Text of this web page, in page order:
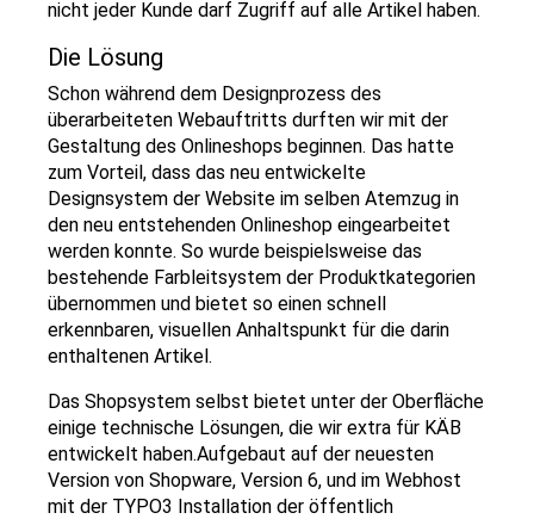
nicht jeder Kunde darf Zugriff auf alle Artikel haben.
Die Lösung
Schon während dem Designprozess des
überarbeiteten Webauftritts durften wir mit der
Gestaltung des Onlineshops beginnen. Das hatte
zum Vorteil, dass das neu entwickelte
Designsystem der Website im selben Atemzug in
den neu entstehenden Onlineshop eingearbeitet
werden konnte. So wurde beispielsweise das
bestehende Farbleitsystem der Produktkategorien
übernommen und bietet so einen schnell
erkennbaren, visuellen Anhaltspunkt für die darin
enthaltenen Artikel.
Das Shopsystem selbst bietet unter der Oberfläche
einige technische Lösungen, die wir extra für KÄB
entwickelt haben.Aufgebaut auf der neuesten
Version von Shopware, Version 6, und im Webhost
mit der TYPO3 Installation der öffentlich